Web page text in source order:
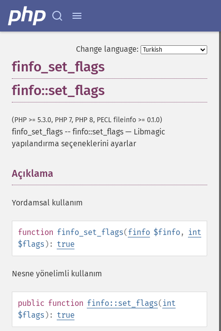
Change language:
finfo_set_flags
finfo::set_flags
(PHP >= 5.3.0, PHP 7, PHP 8, PECL fileinfo >= 0.1.0)
finfo_set_flags -- finfo::set_flags — Libmagic
yapılandırma seçeneklerini ayarlar
Açıklama
Yordamsal kullanım
function finfo_set_flags(finfo $finfo,
int
$flags ): true
Nesne yönelimli kullanım
public function finfo::set_flags( int
$flags ): true